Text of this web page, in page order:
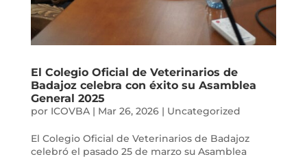
El Colegio Oficial de Veterinarios de
Badajoz celebra con éxito su Asamblea
General 2025
por ICOVBA| Mar 26, 2026| Uncategorized
El Colegio Oficial de Veterinarios de Badajoz
celebró el pasado 25 de marzo su Asamblea